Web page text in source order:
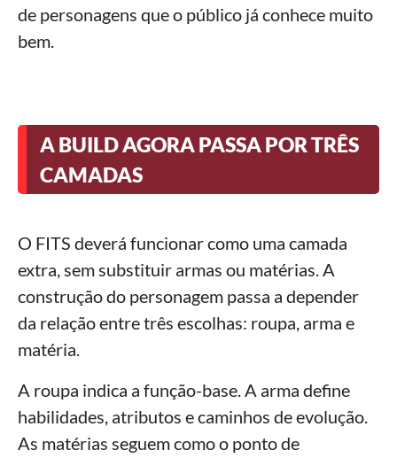
de personagens que o público já conhece muito
bem.
A BUILD AGORA PASSA POR TRÊS
CAMADAS
O FITS deverá funcionar como uma camada
extra, sem substituir armas ou matérias. A
construção do personagem passa a depender
da relação entre três escolhas: roupa, arma e
matéria.
A roupa indica a função-base. A arma define
habilidades, atributos e caminhos de evolução.
As matérias seguem como o ponto de